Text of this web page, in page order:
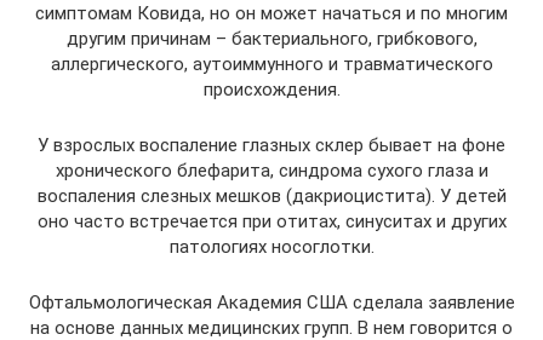
симптомам Ковида, но он может начаться и по многим
другим причинам – бактериального, грибкового,
аллергического, аутоиммунного и травматического
происхождения.
У взрослых воспаление глазных склер бывает на фоне
хронического блефарита, синдрома сухого глаза и
воспаления слезных мешков (дакриоцистита). У детей
оно часто встречается при отитах, синуситах и других
патологиях носоглотки.
Офтальмологическая Академия США сделала заявление
на основе данных медицинских групп. В нем говорится о